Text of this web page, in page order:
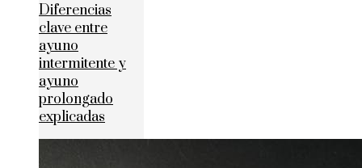
Diferencias
clave entre
ayuno
intermitente y
ayuno
prolongado
explicadas